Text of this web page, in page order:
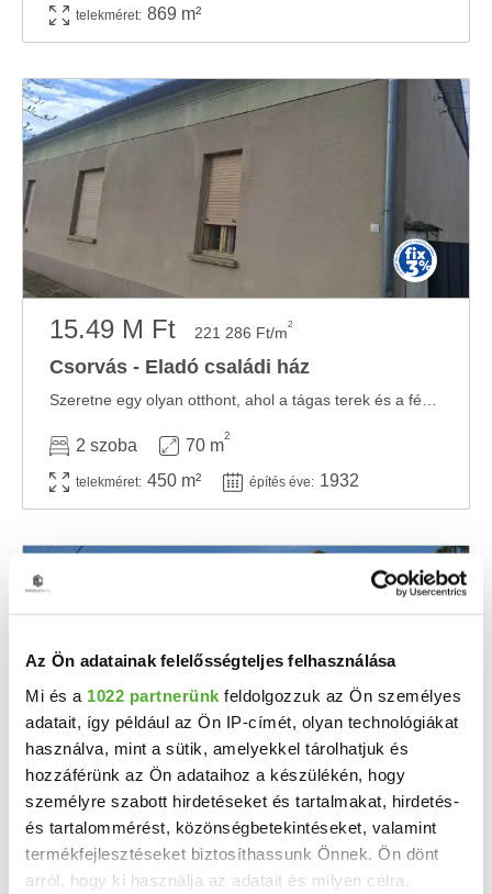
Az Ön adatainak felelősségteljes felhasználása
Mi és a 1022 partnerünk feldolgozzuk az Ön személyes
adatait, így például az Ön IP-címét, olyan technológiákat
használva, mint a sütik, amelyekkel tárolhatjuk és
hozzáférünk az Ön adataihoz a készülékén, hogy
személyre szabott hirdetéseket és tartalmakat, hirdetés-
és tartalommérést, közönségbetekintéseket, valamint
termékfejlesztéseket biztosíthassunk Önnek. Ön dönt
arról, hogy ki használja az adatait és milyen célra.
telekméret: 869 m²
15.49 M Ft 221 286 Ft/m2
Csorvás - Eladó családi ház
2 szoba 70 m
2
telekméret: 450 m² építés éve: 1932
14.5 M Ft 181 250 Ft/m
Csorvás - Eladó családi ház